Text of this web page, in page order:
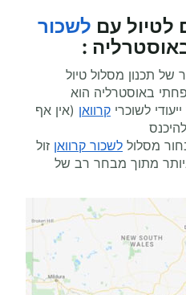
לטיול עם לשכור
:
תכנון מסלול טיול
באוסטרליה הוא
לשוכרי קרוואן (אין אף
מסלול לשכור קרוואן זול
מתוך מבחר רב של